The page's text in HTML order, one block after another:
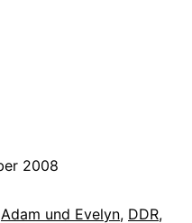
2008
Adam und Evelyn, DDR,